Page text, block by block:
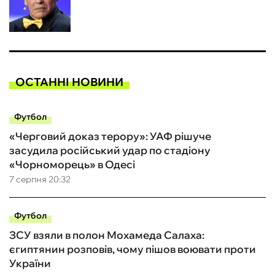
ОСТАННІ НОВИНИ
Футбол
7 серпня 20:32
«Черговий доказ терору»: УАФ рішуче
засудила російський удар по стадіону
«Чорноморець» в Одесі
Футбол
ЗСУ взяли в полон Мохамеда Салаха:
єгиптянин розповів, чому пішов воювати проти
України